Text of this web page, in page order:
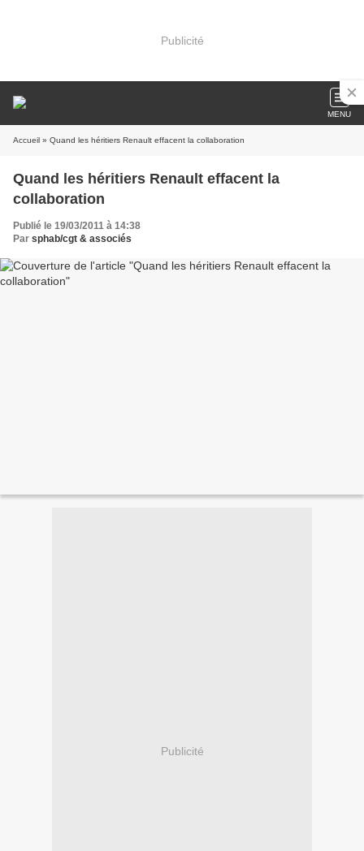
Publicité
MENU
Accueil » Quand les héritiers Renault effacent la collaboration
Quand les héritiers Renault effacent la
collaboration
Publié le 19/03/2011 à 14:38
Par sphab/cgt & associés
Publicité